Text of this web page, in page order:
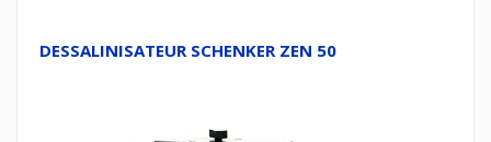
DESSALINISATEUR SCHENKER ZEN 50